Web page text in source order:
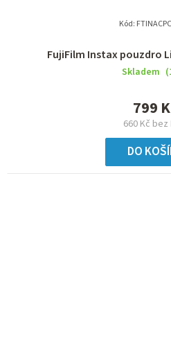
FujiFilm Instax pouzdro
Skladem
660 Kč bez
799
DO
Kód: